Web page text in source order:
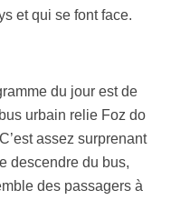
et qui se font face.
du jour est de
urbain relie Foz do
assez surprenant
descendre du bus,
des passagers à